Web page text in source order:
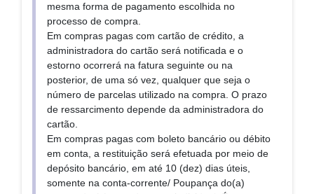
mesma forma de pagamento escolhida no
processo de compra.
Em compras pagas com cartão de crédito, a
administradora do cartão será notificada e o
estorno ocorrerá na fatura seguinte ou na
posterior, de uma só vez, qualquer que seja o
número de parcelas utilizado na compra. O prazo
de ressarcimento depende da administradora do
cartão.
Em compras pagas com boleto bancário ou débito
em conta, a restituição será efetuada por meio de
depósito bancário, em até 10 (dez) dias úteis,
somente na conta-corrente/ Poupança do(a)